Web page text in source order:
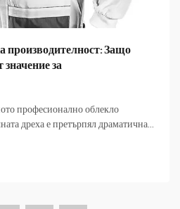
производителност: Защо
за
професионално облекло
дреха е претърпял драматична